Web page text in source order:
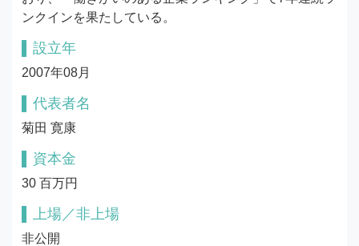
ンクインを果たしている。
設立年
2007年08月
代表者名
菊田 寛康
資本金
30 百万円
上場／非上場
非公開